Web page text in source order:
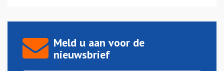
Meld u aan voor de
nieuwsbrief